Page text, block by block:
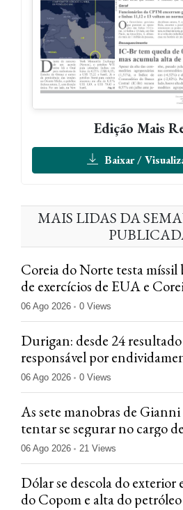
Edição Mais
Baixar /
MAIS LIDAS DA
Coreia do Norte testa míssil
de exercícios de EUA e
06 Ago 2026 0 Views
Durigan: desde 24
responsável por
juros
06 Ago 2026 0 Views
As sete manobras de
tentar se segurar no cargo
06 Ago 2026 21 Views
Dólar se descola do exterior
do Copom e alta do petróleo